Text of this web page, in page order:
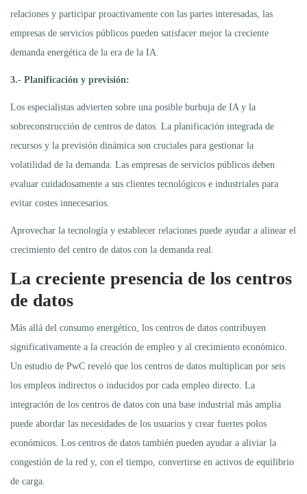
relaciones y participar proactivamente con las partes interesadas, las
empresas de servicios públicos pueden satisfacer mejor la creciente
demanda energética de la era de la IA.
3.- Planificación y previsión:
Los especialistas advierten sobre una posible burbuja de IA y la
sobreconstrucción de centros de datos. La planificación integrada de
recursos y la previsión dinámica son cruciales para gestionar la
volatilidad de la demanda. Las empresas de servicios públicos deben
evaluar cuidadosamente a sus clientes tecnológicos e industriales para
evitar costes innecesarios.
Aprovechar la tecnología y establecer relaciones puede ayudar a alinear el
crecimiento del centro de datos con la demanda real.
La creciente presencia de los centros
de datos
Más allá del consumo energético, los centros de datos contribuyen
significativamente a la creación de empleo y al crecimiento económico.
Un estudio de PwC reveló que los centros de datos multiplican por seis
los empleos indirectos o inducidos por cada empleo directo. La
integración de los centros de datos con una base industrial más amplia
puede abordar las necesidades de los usuarios y crear fuertes polos
económicos. Los centros de datos también pueden ayudar a aliviar la
congestión de la red y, con el tiempo, convertirse en activos de equilibrio
de carga.